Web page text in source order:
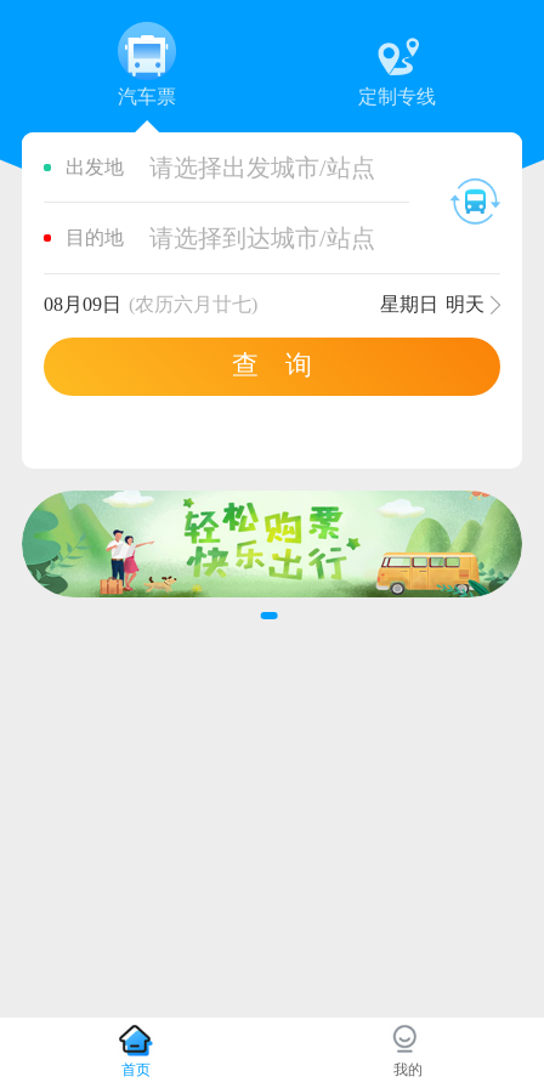
汽车票 定制专线
出发地 请选择出发城市/站点
目的地 请选择到达城市/站点
08月09日 (农历六月廿七) 星期日 明天
查 询
首页 我的